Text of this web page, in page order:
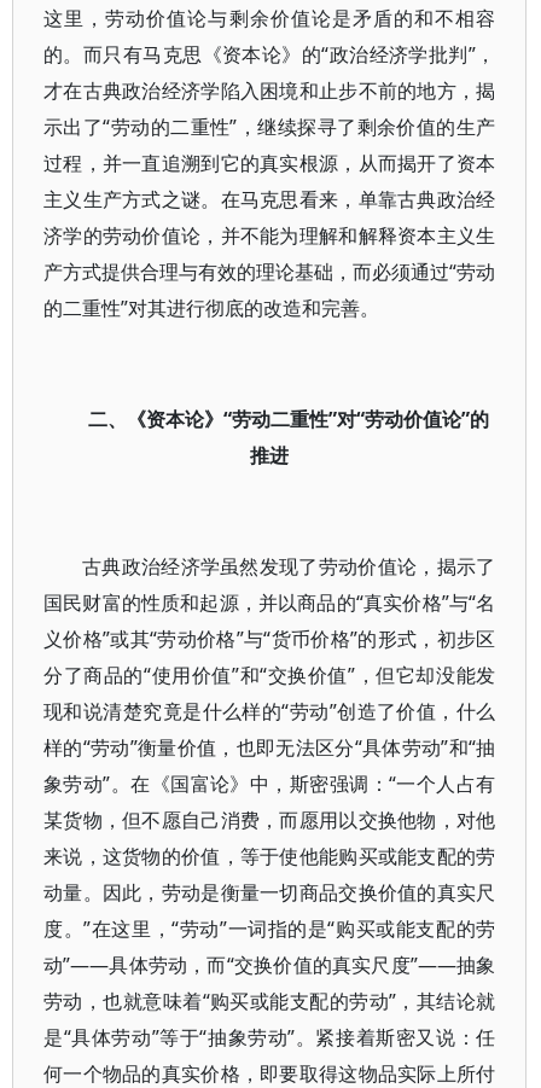
这里，劳动价值论与剩余价值论是矛盾的和不相容
的。而只有马克思《资本论》的“政治经济学批判”，
才在古典政治经济学陷入困境和止步不前的地方，揭
示出了“劳动的二重性”，继续探寻了剩余价值的生产
过程，并一直追溯到它的真实根源，从而揭开了资本
主义生产方式之谜。在马克思看来，单靠古典政治经
济学的劳动价值论，并不能为理解和解释资本主义生
产方式提供合理与有效的理论基础，而必须通过“劳动
的二重性”对其进行彻底的改造和完善。
二、《资本论》“劳动二重性”对“劳动价值论”的
推进
古典政治经济学虽然发现了劳动价值论，揭示了
国民财富的性质和起源，并以商品的“真实价格”与“名
义价格”或其“劳动价格”与“货币价格”的形式，初步区
分了商品的“使用价值”和“交换价值”，但它却没能发
现和说清楚究竟是什么样的“劳动”创造了价值，什么
样的“劳动”衡量价值，也即无法区分“具体劳动”和“抽
象劳动”。在《国富论》中，斯密强调：“一个人占有
某货物，但不愿自己消费，而愿用以交换他物，对他
来说，这货物的价值，等于使他能购买或能支配的劳
动量。因此，劳动是衡量一切商品交换价值的真实尺
度。”在这里，“劳动”一词指的是“购买或能支配的劳
动”——具体劳动，而“交换价值的真实尺度”——抽象
劳动，也就意味着“购买或能支配的劳动”，其结论就
是“具体劳动”等于“抽象劳动”。紧接着斯密又说：任
何一个物品的真实价格，即要取得这物品实际上所付